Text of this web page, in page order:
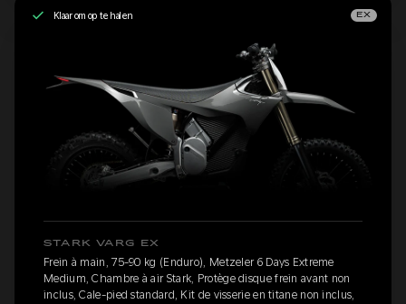
Klaar om op te halen EX
STARK VARG EX
Frein à main, 75-90 kg (Enduro), Metzeler 6 Days Extreme
Medium, Chambre à air Stark, Protège disque frein avant non
inclus, Cale-pied standard, Kit de visserie en titane non inclus,